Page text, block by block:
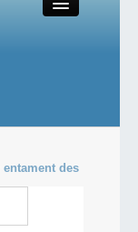
entament des